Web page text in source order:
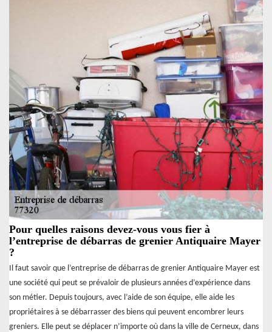
Pour quelles raisons devez-vous vous fier à
l’entreprise de débarras de grenier Antiquaire Mayer
?
Il faut savoir que l’entreprise de débarras de grenier Antiquaire Mayer est
une société qui peut se prévaloir de plusieurs années d’expérience dans
son métier. Depuis toujours, avec l’aide de son équipe, elle aide les
propriétaires à se débarrasser des biens qui peuvent encombrer leurs
greniers. Elle peut se déplacer n’importe où dans la ville de Cerneux, dans